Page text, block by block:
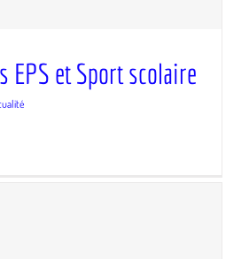
EPS et Sport scolaire